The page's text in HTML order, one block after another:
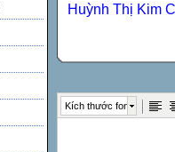
Huỳnh Thị Kim
Kích thước font